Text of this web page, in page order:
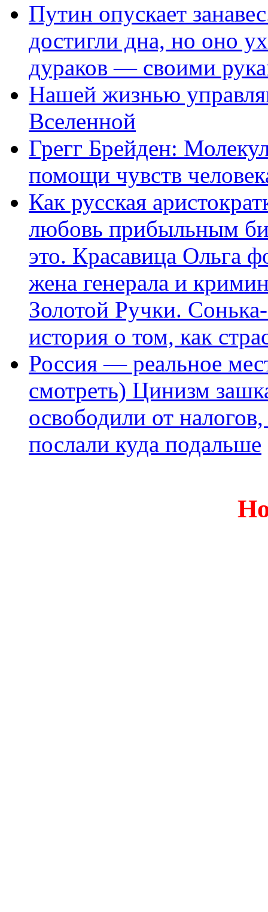
Путин опускает
достигли дна, но оно
дураков — своими
Нашей жизнью
Вселенной
Грегг Брейден:
помощи чувств
Как русская
любовь прибыльным
это. Красавица Ольга
жена генерала и
Золотой Ручки.
история о том, как
Россия — реальное
смотреть) Цинизм
освободили от
послали куда подальше